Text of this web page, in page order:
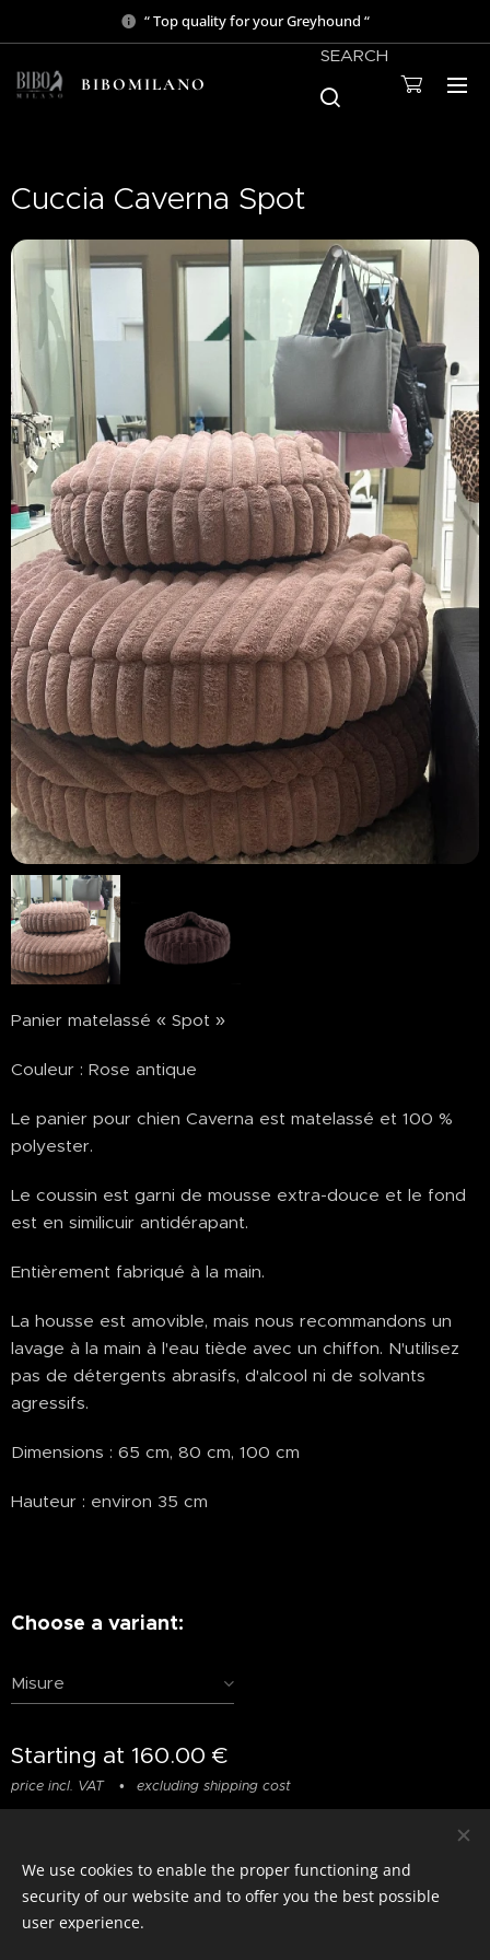
“ Top quality for your Greyhound “
BIBOMILANO
SEARCH
Cuccia Caverna Spot
Panier matelassé « Spot »
Couleur : Rose antique
Le panier pour chien Caverna est matelassé et 100 %
polyester.
Le coussin est garni de mousse extra-douce et le fond
est en similicuir antidérapant.
Entièrement fabriqué à la main.
La housse est amovible, mais nous recommandons un
lavage à la main à l'eau tiède avec un chiffon. N'utilisez
pas de détergents abrasifs, d'alcool ni de solvants
agressifs.
Dimensions : 65 cm, 80 cm, 100 cm
Hauteur : environ 35 cm
Choose a variant:
Misure
Starting at 160.00 €
price incl. VAT excluding shipping cost
- 2026 All rights reserved
We use cookies to enable the proper functioning and
security of our website and to offer you the best possible
user experience.